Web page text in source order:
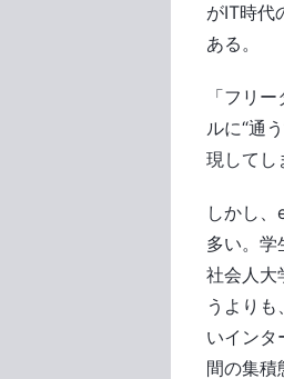
がIT時代
ある。
「フリ
ルに“通
現してし
しかし
多い。学
社会人大
うより
いインタ
間の集積